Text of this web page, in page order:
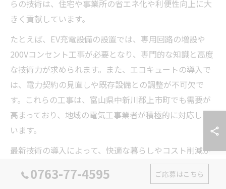
らの技術は、住宅や事業所の省エネ化や利便性向上に大
きく貢献しています。
たとえば、EV充電設備の設置では、専用回路の増設や
200Vコンセント工事が必要となり、専門的な知識と高度
な技術力が求められます。また、エコキュートの導入で
は、電力契約の見直しや既存設備との調整が不可欠で
す。これらの工事は、富山県中新川郡上市町でも需要が
高まっており、地域の電気工事業者が積極的に対応して
います。
最新技術の導入によって、快適な暮らしやコスト削減が
実現できる一方で、設置後のメンテナンスや安全管理も
重要です。導入を検討する際は、実績のある業者に依頼
0763-77-4595 ご応募はこちら